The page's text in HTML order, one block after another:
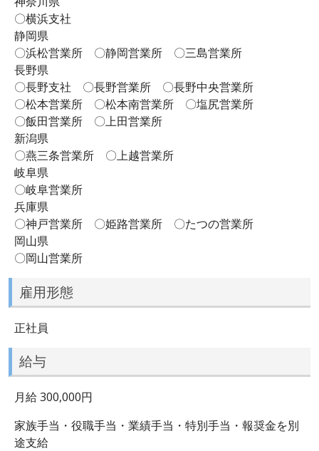
〇横浜支社
静岡県
〇浜松営業所 〇静岡営業所 〇三島営業所
長野県
〇長野支社 〇長野営業所 〇長野中央営業所
〇松本営業所 〇松本南営業所 〇塩尻営業所
〇飯田営業所 〇上田営業所
新潟県
〇燕三条営業所 〇上越営業所
岐阜県
〇岐阜営業所
兵庫県
〇神戸営業所 〇姫路営業所 〇たつの営業所
岡山県
〇岡山営業所
雇用形態
正社員
給与
月給 300,000円
家族手当・役職手当・業績手当・特別手当・報奨金を別
途支給